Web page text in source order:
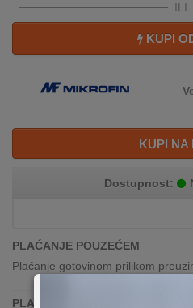
ILI
KUPI
KUPI NA
Dostupnost:
PLAĆANJE POUZEĆEM
Plaćanje gotovinom prilikom
PLAĆANJE KARTICAMA